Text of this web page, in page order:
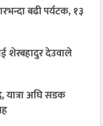
बढी पर्यटक, १३
शेरबहादुर देउवाले
यात्रा अघि सडक